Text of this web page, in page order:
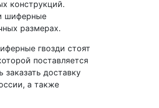
конструкций.
шиферные
размерах.
гвозди стоят
поставляется
заказать доставку
а также